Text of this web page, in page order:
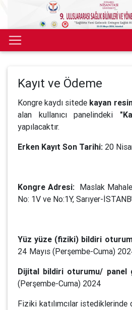
Kayıt ve Ödeme
Kongre kaydı sitede kayan
alan kullanıcı panelindeki
yapılacaktır.
Erken Kayıt Son Tarihi: 20
Kongre Adresi: Maslak
No: 1V ve No:1Y, Sarıyer-
Yüz yüze (fiziki) bildiri
24 Mayıs (Perşembe-Cuma)
Dijital bildiri oturumu/ panel
(Perşembe-Cuma) 2024
Fiziki katılımcılar